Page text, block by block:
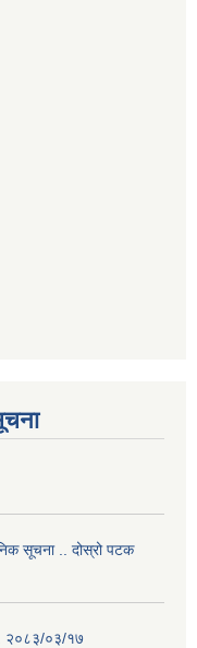
सूचना .. दोस्रो पटक
२०८३/०३/१७